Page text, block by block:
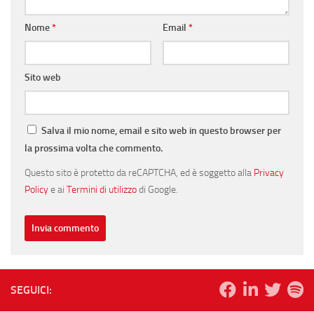
Nome* Email *
Sito web
Salva il mio nome, email e sito web in questo browser per
la prossima volta che commento.
Questo sito è protetto da reCAPTCHA, ed è soggetto alla Privacy
Policye ai Termini di utilizzodi Google.
SEGUICI: